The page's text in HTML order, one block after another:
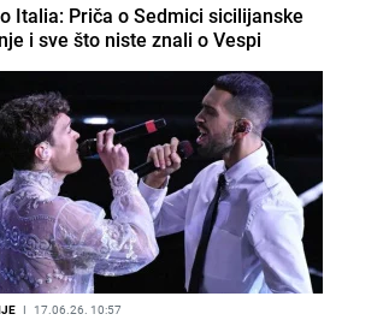
Italia: Priča o Sedmici sicilijanske
i sve što niste znali o Vespi
I 17.06.26. 10:57